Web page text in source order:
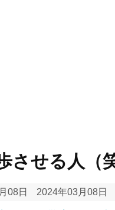
させる人（
08日 2024年03月08日